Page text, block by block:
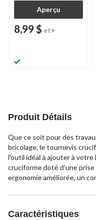
Aperçu
8,99 $ et+
Produit Détails
Que ce soit pour des
bricolage, le tournevis
l'outil idéal à ajouter à
cruciforme doté d'une
ergonomie améliorée, un
Caractéristiques